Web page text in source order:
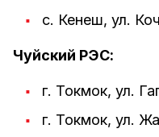
с. Кенеш, ул.
Чуйский РЭС:
г. Токмок, ул.
г. Токмок, ул.